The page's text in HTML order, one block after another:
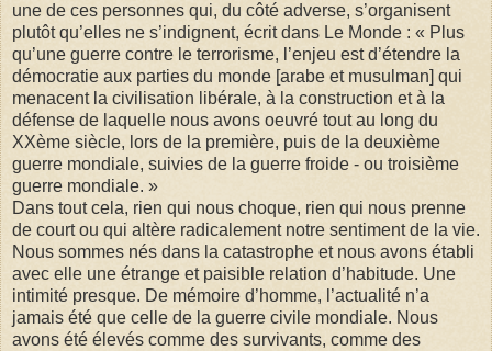
une de ces personnes qui, du côté adverse, s’organisent
plutôt qu’elles ne s’indignent, écrit dans Le Monde : « Plus
qu’une guerre contre le terrorisme, l’enjeu est d’étendre la
démocratie aux parties du monde [arabe et musulman] qui
menacent la civilisation libérale, à la construction et à la
défense de laquelle nous avons oeuvré tout au long du
XXème siècle, lors de la première, puis de la deuxième
guerre mondiale, suivies de la guerre froide - ou troisième
guerre mondiale. »
Dans tout cela, rien qui nous choque, rien qui nous prenne
de court ou qui altère radicalement notre sentiment de la vie.
Nous sommes nés dans la catastrophe et nous avons établi
avec elle une étrange et paisible relation d’habitude. Une
intimité presque. De mémoire d’homme, l’actualité n’a
jamais été que celle de la guerre civile mondiale. Nous
avons été élevés comme des survivants, comme des